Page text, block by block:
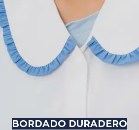
BORDADO DURADERO